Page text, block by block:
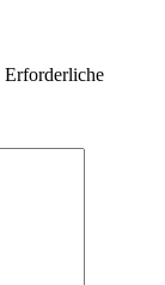
Erforderliche